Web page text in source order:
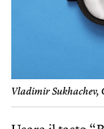
Vladimir Sukhachev,